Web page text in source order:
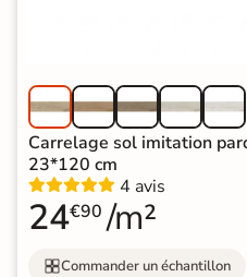
Carrelage sol imitation
23*120 cm
4 avis
24€90 /m²
Commander un échantillon